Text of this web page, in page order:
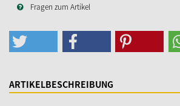
Fragen zum Artikel
ARTIKELBESCHREIBUNG